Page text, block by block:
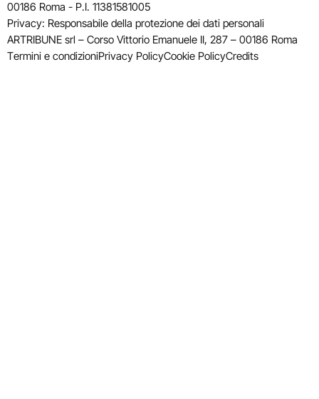
00186 Roma - P.I. 11381581005
Privacy: Responsabile della protezione dei dati personali
ARTRIBUNE srl – Corso Vittorio Emanuele II, 287 – 00186 Roma
Termini e condizioniPrivacy PolicyCookie PolicyCredits